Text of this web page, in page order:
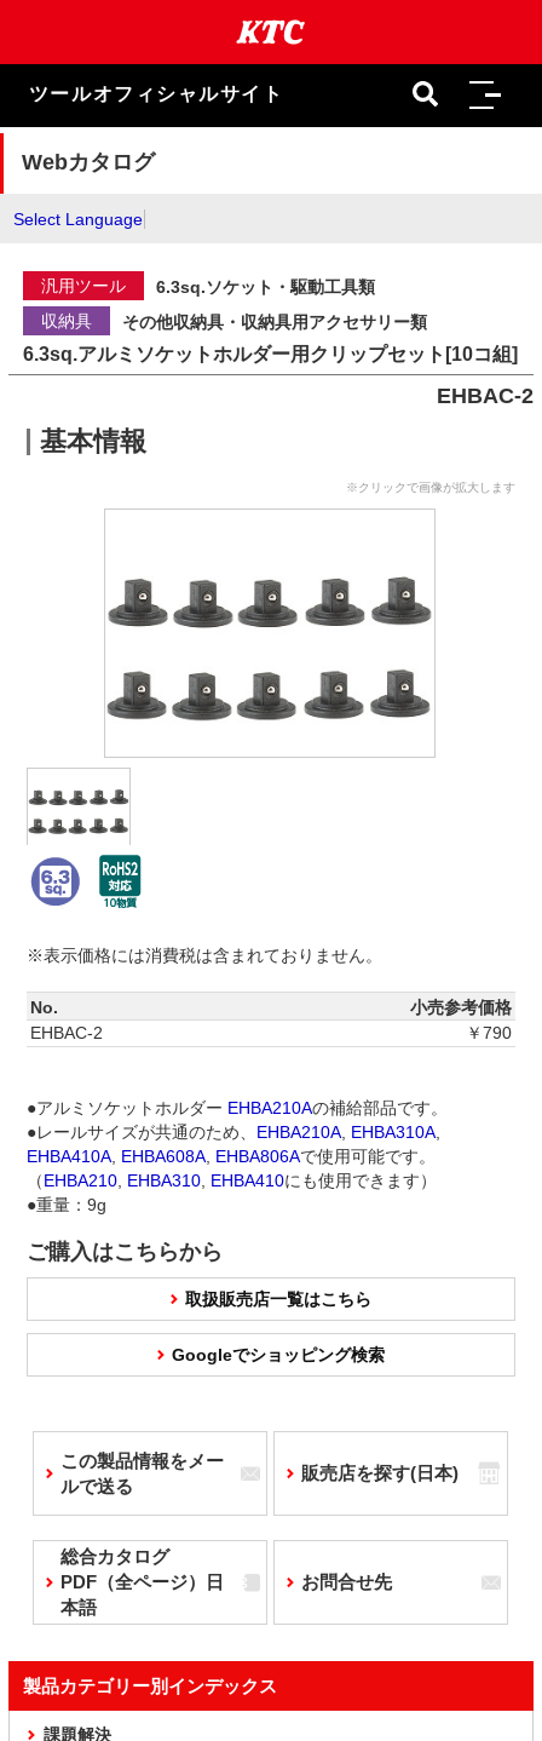
ま
キ
ツールオフィシャルサイト
Webカタログ
Select Language
汎用ツール
6.3sq.ソケット・駆動工具類
収納具
その他収納具・収納具用アクセサリー類
6.3sq.アルミソケットホルダー用クリップセット[10コ組]
EHBAC-2
基本情報
※クリックで画像が拡大します
※表示価格には消費税は含まれておりません。
No.
小売参考価格
EHBAC-2
￥790
●アルミソケットホルダー EHBA210Aの補給部品です。
●レールサイズが共通のため、 EHBA210A, EHBA310A,
EHBA410A, EHBA608A, EHBA806Aで使用可能です。
（EHBA210, EHBA310, EHBA410にも使用できます）
●重量：9g
ご購入はこちらから
取扱販売店一覧はこちら
Googleでショッピング検索
この製品情報をメー
ルで送る
販売店を探す(日本)
総合カタログ
PDF（全ページ）日
本語
お問合せ先
製品カテゴリー別インデックス
課題解決